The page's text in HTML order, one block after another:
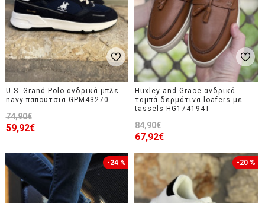
U.S. Grand Polo ανδρικά μπλε
navy παπούτσια GPM43270
59,92€
74,90€
Huxley and Grace ανδρικά
ταμπά δερμάτινα loafers με
tassels HG174194T
67,92€
84,90€
-24 % -20 %